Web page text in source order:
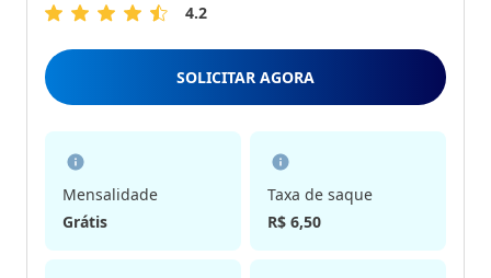
4.2
5
Estrelas
4.2
SOLICITAR AGORA
Mensalidade
Grátis
Taxa de saque
R$ 6,50